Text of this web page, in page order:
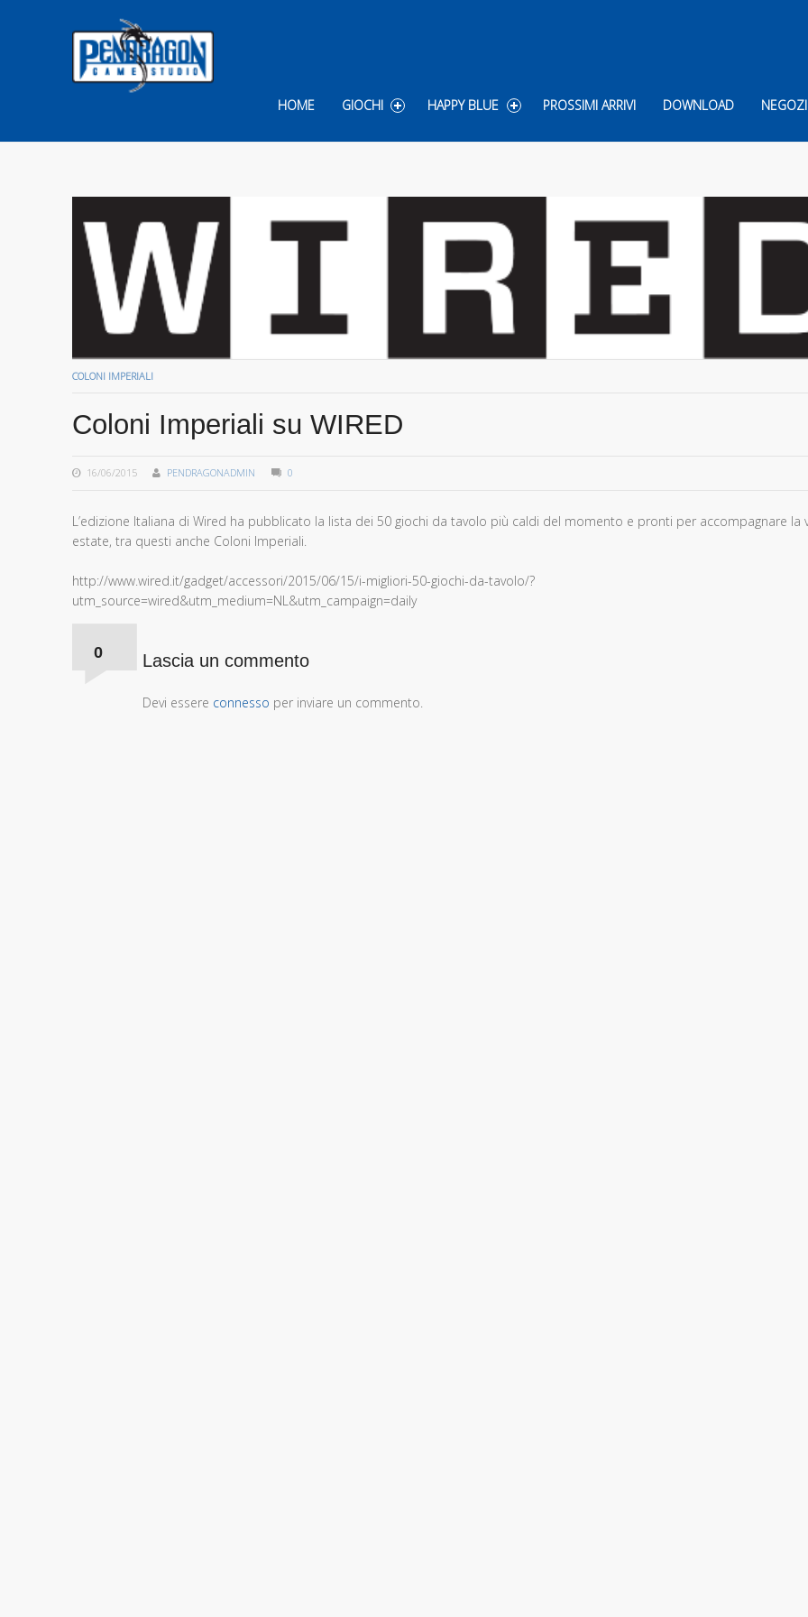
HOME
GIOCHI HAPPY BLUE PROSSIMI ARRIVI DOWNLOAD NEGOZI
COLONI IMPERIALI
Coloni Imperiali su WIRED
16/06/2015 PENDRAGONADMIN 0
L’edizione Italiana di Wired ha pubblicato la lista dei 50 giochi da tavolo più caldi del momento e pronti per accompagnare la
estate, tra questi anche Coloni Imperiali.
http://www.wired.it/gadget/accessori/2015/06/15/i-migliori-50-giochi-da-tavolo/?
utm_source=wired&utm_medium=NL&utm_campaign=daily
0
Lascia un commento
Devi essere connesso per inviare un commento.